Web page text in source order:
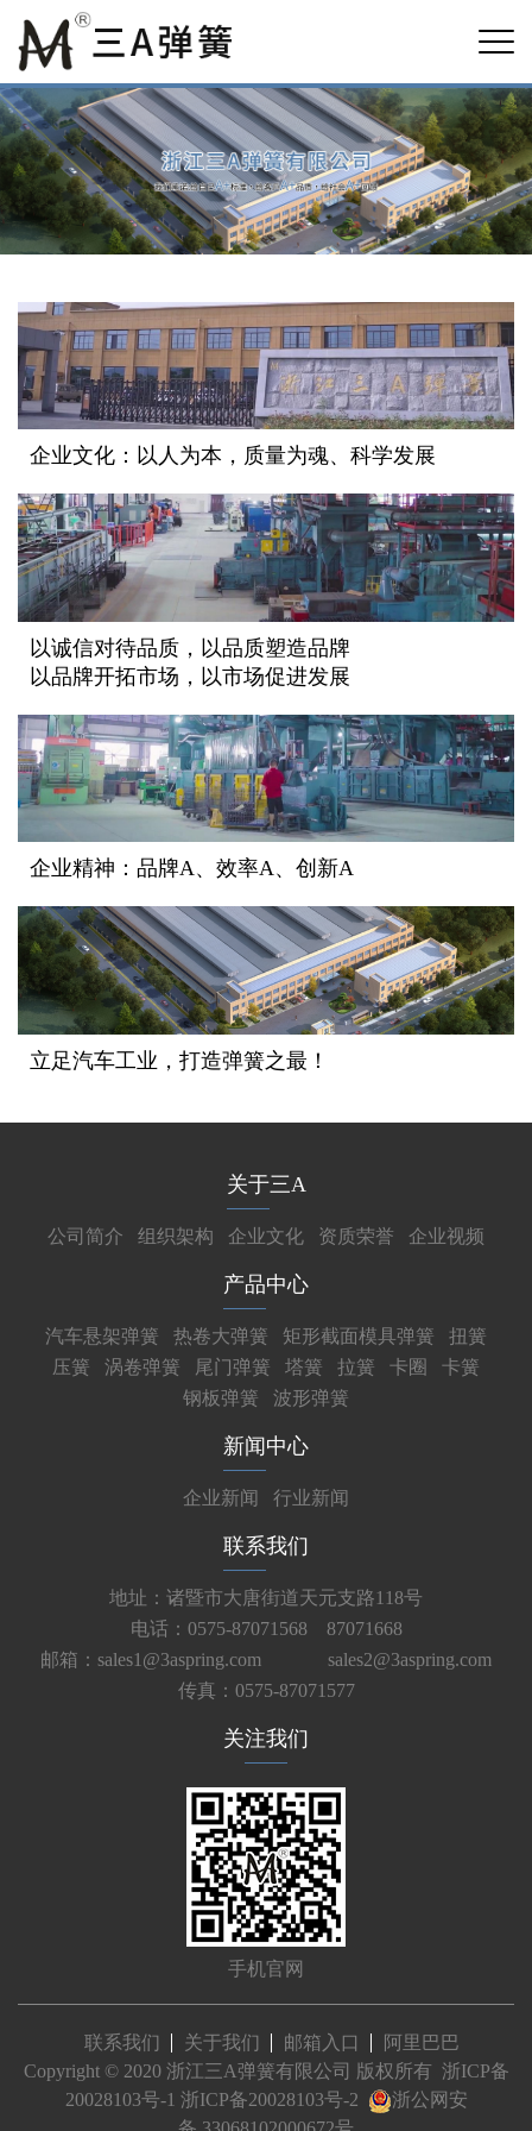
企业文化：以人为本，质量为魂、科学发展
以诚信对待品质，以品质塑造品牌
以品牌开拓市场，以市场促进发展
企业精神：品牌A、效率A、创新A
立足汽车工业，打造弹簧之最！
关于三A
公司简介 组织架构 企业文化 资质荣誉 企业视频
产品中心
汽车悬架弹簧 热卷大弹簧 矩形截面模具弹簧
扭簧
压簧
涡卷弹簧 尾门弹簧 塔簧 拉簧 卡圈
卡簧
钢板弹簧
波形弹簧
新闻中心
企业新闻 行业新闻
联系我们
地址：诸暨市大唐街道天元支路118号
电话：0575-87071568 87071668
邮箱：sales1@3aspring.com
sales2@3aspring.com
传真：0575-87071577
关注我们
手机官网
联系我们 关于我们 邮箱入口
阿里巴巴
Copyright © 2020 浙江三A弹簧有限公司 版权所有 浙ICP备
20028103号-1 浙ICP备20028103号-2
浙公网安